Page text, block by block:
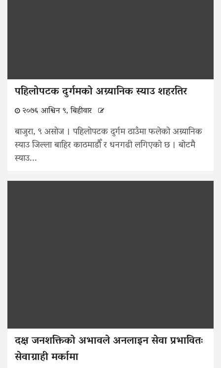
पहिलोपटक दुर्गमको अग्र्यानिक स्याउ शहरतिर
२०७६ आश्विन ९, बिहीवार
बाजुरा, ९ असोज । पहिलोपटक दुर्गम ठाउँमा फलेको अग्र्यानिक
स्याउ जिल्ला बाहिर काठमाडौँ र धनगढी लगिएको छ । बोटमै
स्याउ...
दक्ष जनशक्तिको अभावले अनलाइन सेवा प्रभावितः
सेवाग्राही मर्कामा